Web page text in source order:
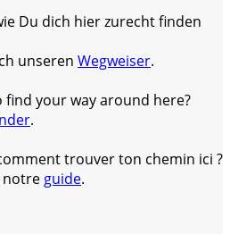
Du dich hier zurecht finden
unseren Wegweiser.
find your way around here?
.
trouver ton chemin ici ?
notre guide.